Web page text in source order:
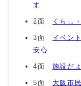
す
2面 くらし
3面 イベン
安心
4面 施設だ
5面 大阪市